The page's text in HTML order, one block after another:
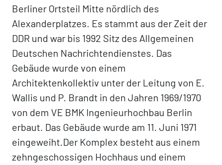
Berliner Ortsteil Mitte nördlich des
Alexanderplatzes. Es stammt aus der Zeit der
DDR und war bis 1992 Sitz des Allgemeinen
Deutschen Nachrichtendienstes. Das
Gebäude wurde von einem
Architektenkollektiv unter der Leitung von E.
Wallis und P. Brandt in den Jahren 1969/1970
von dem VE BMK Ingenieurhochbau Berlin
erbaut. Das Gebäude wurde am 11. Juni 1971
eingeweiht.Der Komplex besteht aus einem
zehngeschossigen Hochhaus und einem